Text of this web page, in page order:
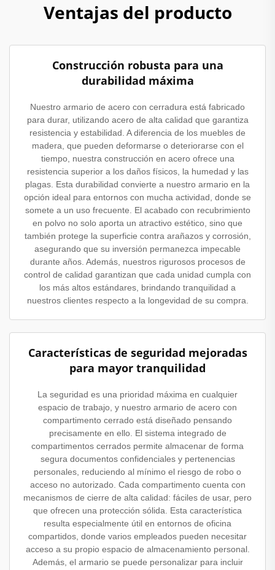
Ventajas del producto
Construcción robusta para una
durabilidad máxima
Nuestro armario de acero con cerradura está fabricado
para durar, utilizando acero de alta calidad que garantiza
resistencia y estabilidad. A diferencia de los muebles de
madera, que pueden deformarse o deteriorarse con el
tiempo, nuestra construcción en acero ofrece una
resistencia superior a los daños físicos, la humedad y las
plagas. Esta durabilidad convierte a nuestro armario en la
opción ideal para entornos con mucha actividad, donde se
somete a un uso frecuente. El acabado con recubrimiento
en polvo no solo aporta un atractivo estético, sino que
también protege la superficie contra arañazos y corrosión,
asegurando que su inversión permanezca impecable
durante años. Además, nuestros rigurosos procesos de
control de calidad garantizan que cada unidad cumpla con
los más altos estándares, brindando tranquilidad a
nuestros clientes respecto a la longevidad de su compra.
Características de seguridad mejoradas
para mayor tranquilidad
La seguridad es una prioridad máxima en cualquier
espacio de trabajo, y nuestro armario de acero con
compartimento cerrado está diseñado pensando
precisamente en ello. El sistema integrado de
compartimentos cerrados permite almacenar de forma
segura documentos confidenciales y pertenencias
personales, reduciendo al mínimo el riesgo de robo o
acceso no autorizado. Cada compartimento cuenta con
mecanismos de cierre de alta calidad: fáciles de usar, pero
que ofrecen una protección sólida. Esta característica
resulta especialmente útil en entornos de oficina
compartidos, donde varios empleados pueden necesitar
acceso a su propio espacio de almacenamiento personal.
Además, el armario se puede personalizar para incluir